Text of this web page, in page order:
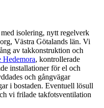
isolering, nytt regelverk
Västra Götalands län. Vi
av takkonstruktion och
Hedemora, kontrollerade
installationer för el och
och gångvägar
i bostaden. Eventuell lösull
vi frilade takfotsventilation